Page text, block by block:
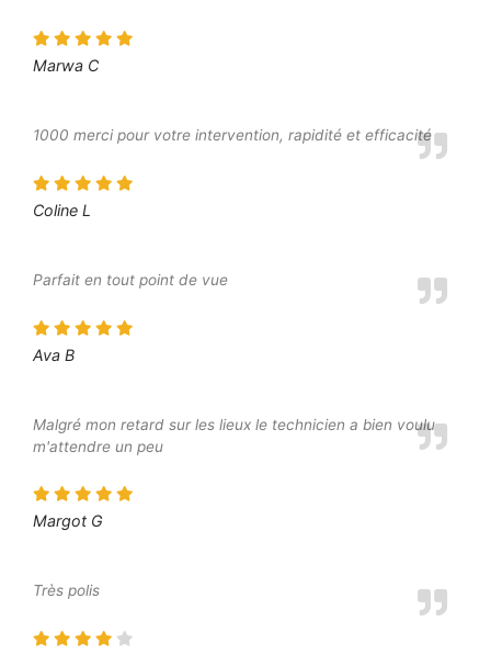
Marwa C
1000 merci pour votre intervention, rapidité et efficacité
Coline L
Parfait en tout point de vue
Ava B
Malgré mon retard sur les lieux le technicien a bien voulu
m'attendre un peu
Margot G
Très polis